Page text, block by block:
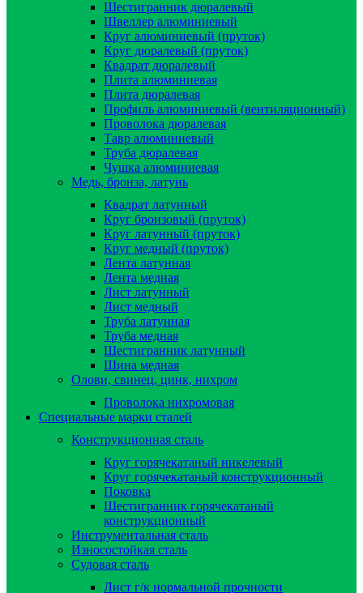
Шестигранник дюралевый
Швеллер алюминиевый
Круг алюминиевый (пруток)
Круг дюралевый (пруток)
Квадрат дюралевый
Плита алюминиевая
Плита дюралевая
Профиль алюминиевый (вентиляционный)
Проволока дюралевая
Тавр алюминиевый
Труба дюралевая
Чушка алюминиевая
Медь, бронза, латунь
Квадрат латунный
Круг бронзовый (пруток)
Круг латунный (пруток)
Круг медный (пруток)
Лента латунная
Лента медная
Лист латунный
Лист медный
Труба латунная
Труба медная
Шестигранник латунный
Шина медная
Олови, свинец, цинк, нихром
Проволока нихромовая
Специальные марки сталей
Конструкционная сталь
Круг горячекатаный никелевый
Круг горячекатаный конструкционный
Поковка
Шестигранник горячекатаный
конструкционный
Инструментальная сталь
Износостойкая сталь
Судовая сталь
Лист г/к нормальной прочности